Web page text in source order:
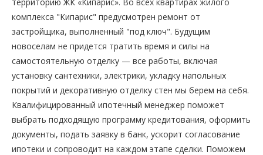
комплекса "Кипарис" предусмотрен ремонт от
застройщика, выполненный "под ключ". Будущим
новоселам не придется тратить время и силы на
самостоятельную отделку — все работы, включая
установку сантехники, электрики, укладку напольных
покрытий и декоративную отделку стен мы берем на себя.
Квалифицированный ипотечный менеджер поможет
выбрать подходящую программу кредитования, оформить
документы, подать заявку в банк, ускорит согласование
ипотеки и сопроводит на каждом этапе сделки. Поможем